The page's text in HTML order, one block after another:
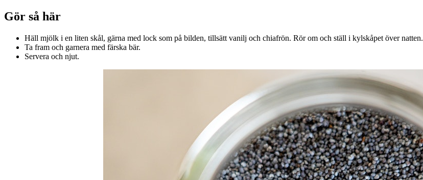
Gör så här
Häll mjölk i en liten skål, gärna med lock som på bilden, tillsätt vanilj och chiafrön. Rör om och ställ i kylskåpet över natten.
Ta fram och garnera med färska bär.
Servera och njut.